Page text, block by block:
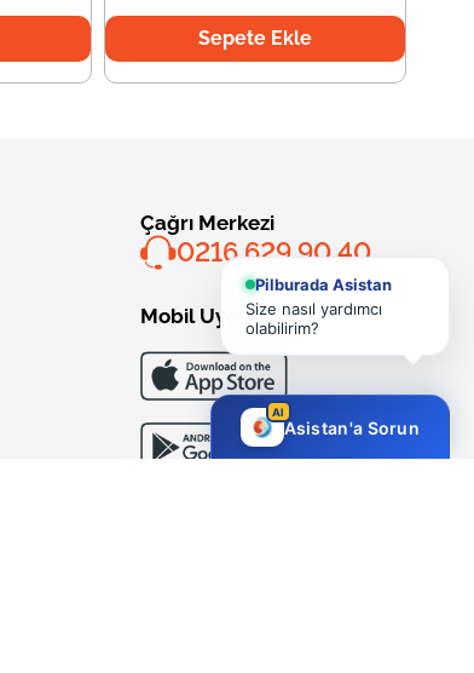
Sepete Ekle
Çağrı Merkezi
0216 629 90 40
Mobil Uygulama
Pilburada Asistan
Size nasıl yardımcı
olabilirim?
AI
Asistan'a Sorun